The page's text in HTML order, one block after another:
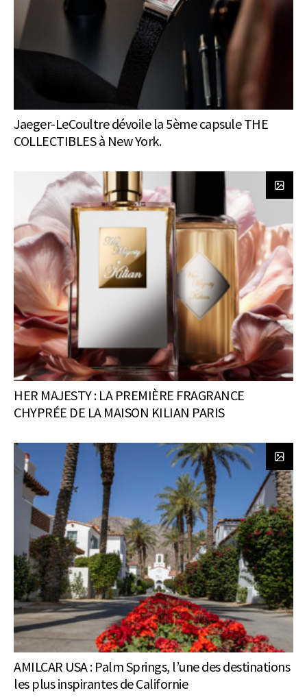
Jaeger-LeCoultre dévoile la 5ème capsule THE
COLLECTIBLES à New York.
HER MAJESTY : LA PREMIÈRE FRAGRANCE
CHYPRÉE DE LA MAISON KILIAN PARIS
AMILCAR USA : Palm Springs, l’une des destinations
les plus inspirantes de Californie